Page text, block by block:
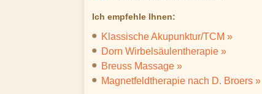
Ich empfehle Ihnen:
Klassische Akupunktur/TCM »
Dorn Wirbelsäulentherapie »
Breuss Massage »
Magnetfeldtherapie nach D. Broers »